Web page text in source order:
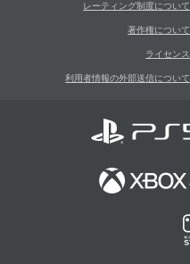
レーティング制度について
著作権について
ライセンス
利用者情報の外部送信について